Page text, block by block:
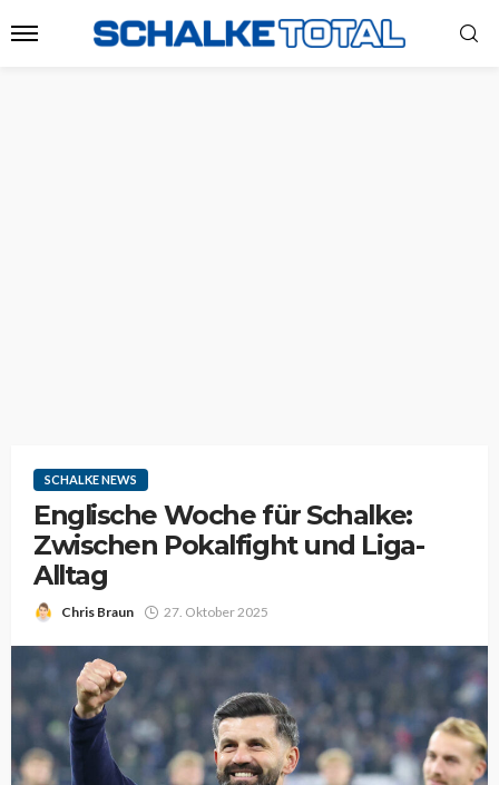
SCHALKE NEWS
Englische Woche für Schalke:
Zwischen Pokalfight und Liga-
Alltag
Chris Braun 27. Oktober 2025